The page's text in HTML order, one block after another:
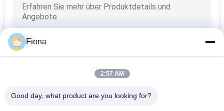
Fiona
2:57 AM
Good day, what product are you looking for?